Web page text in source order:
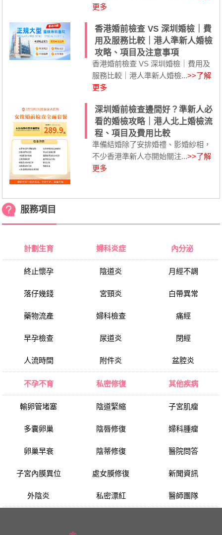
更多
香港婚前檢查 VS 深圳婚檢｜費
用及服務比較｜港人準新人婚檢
攻略、項目及注意事項
香港婚前檢查 VS 深圳婚檢｜費用及
服務比較｜港人準新人婚檢...>>了解
更多
深圳婚前檢查邊間好？準新人必
看的婚檢攻略｜港人北上婚檢流
程、項目及費用比較
準備結婚除了安排婚禮、影婚紗相，
不少香港準新人亦開始關注...>>了解
更多
服務項目
計劃生育
終止懷孕
落仔幾錢
藥物流產
早孕檢查
人流時間
婦科炎症
陰道炎
宮頸炎
婦科檢查
尿道炎
附件炎
內分泌
月經不調
白帶異常
痛經
閉經
盆腔炎
不孕不育
輸卵管堵塞
多囊卵巢
卵巢早衰
子宮內膜異位
外陰炎
私密修復
陰道緊縮
陰唇修復
陰蒂修復
處女膜修復
私密漂紅
其他疾病
子宮肌瘤
婦科腫瘤
醫院問答
新聞資訊
醫師團隊